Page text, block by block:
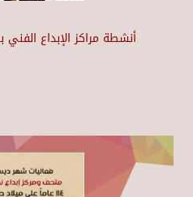
أنشطة مراكز الإبداع الفني